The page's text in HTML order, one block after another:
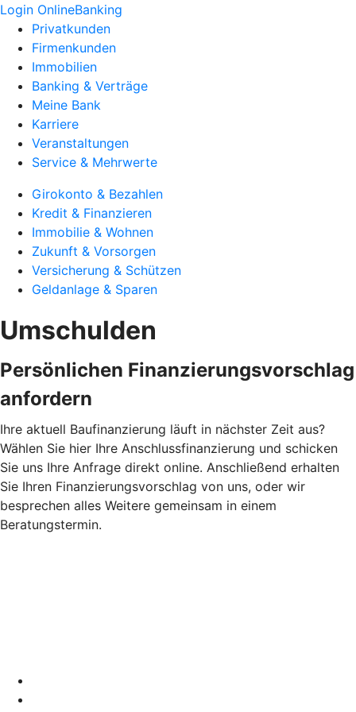
Login OnlineBanking
Privatkunden
Firmenkunden
Immobilien
Banking & Verträge
Meine Bank
Karriere
Veranstaltungen
Service & Mehrwerte
Girokonto & Bezahlen
Kredit & Finanzieren
Immobilie & Wohnen
Zukunft & Vorsorgen
Versicherung & Schützen
Geldanlage & Sparen
Umschulden
Persönlichen Finanzierungsvorschlag
anfordern
Ihre aktuell Baufinanzierung läuft in nächster Zeit aus?
Wählen Sie hier Ihre Anschlussfinanzierung und schicken
Sie uns Ihre Anfrage direkt online. Anschließend erhalten
Sie Ihren Finanzierungsvorschlag von uns, oder wir
besprechen alles Weitere gemeinsam in einem
Beratungstermin.